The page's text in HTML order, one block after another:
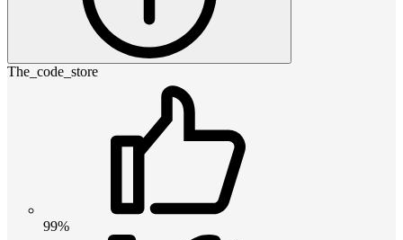
The_code_store
99%